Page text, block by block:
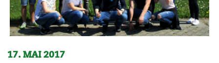
17. MAI 2017